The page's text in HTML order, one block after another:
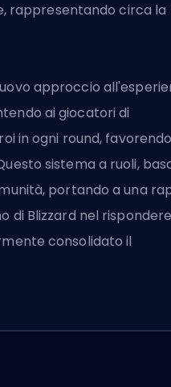
rappresentando circa la
approccio
ai giocatori di
in ogni round, favorendo
sistema a ruoli,
portando a una
di Blizzard nel
consolidato il